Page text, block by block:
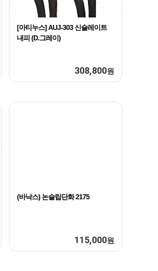
[아티누스] AUJ-303 신슐레이트
내피 (D.그레이)
308,800원
(바낙스) 논슬립단화 2175
115,000원